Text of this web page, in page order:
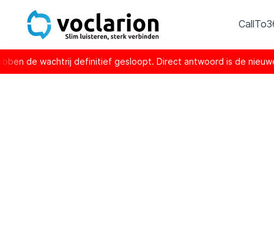
de wachtrij definitief gesloopt. Direct antwoord is de nieuwe